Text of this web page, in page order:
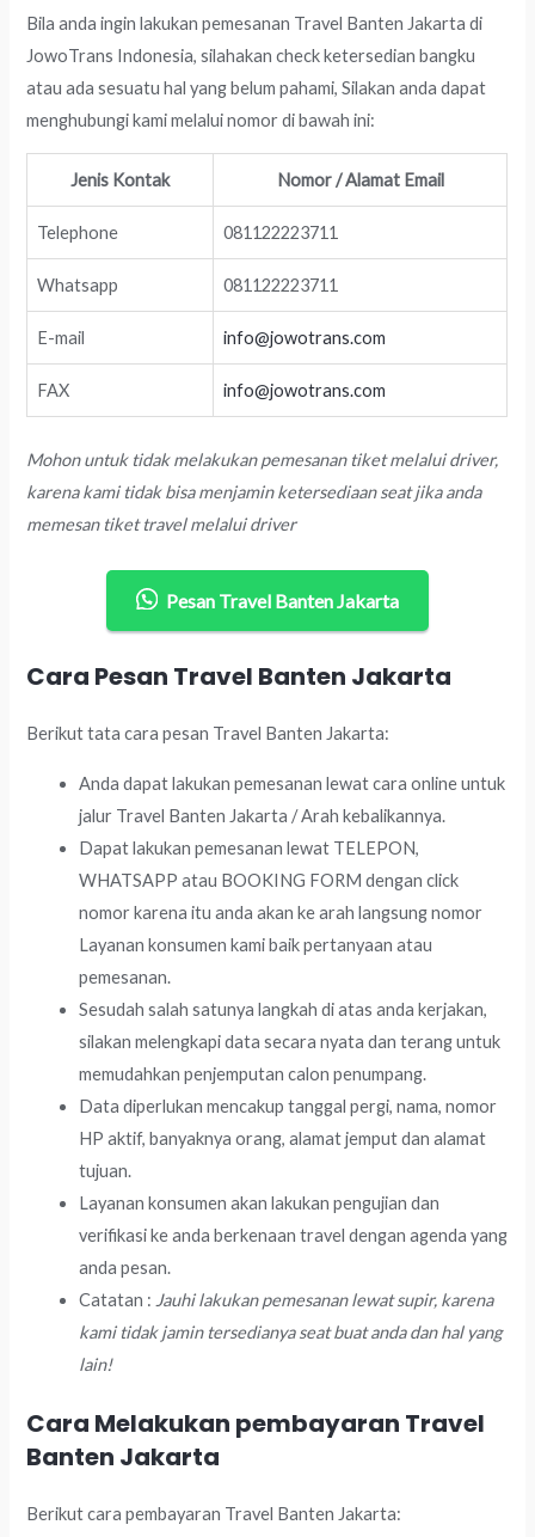
Bila anda ingin lakukan pemesanan Travel Banten Jakarta di
JowoTrans Indonesia, silahakan check ketersedian bangku
atau ada sesuatu hal yang belum pahami, Silakan anda dapat
menghubungi kami melalui nomor di bawah ini:
Jenis Kontak Nomor / Alamat Email
Telephone 081122223711
Whatsapp 081122223711
E-mail info@jowotrans.com
FAX info@jowotrans.com
Mohon untuk tidak melakukan pemesanan tiket melalui driver,
karena kami tidak bisa menjamin ketersediaan seat jika anda
memesan tiket travel melalui driver
Pesan Travel Banten Jakarta
Cara Pesan Travel Banten Jakarta
Berikut tata cara pesan Travel Banten Jakarta:
Anda dapat lakukan pemesanan lewat cara online untuk
jalur Travel Banten Jakarta / Arah kebalikannya.
Dapat lakukan pemesanan lewat TELEPON,
WHATSAPP atau BOOKING FORM dengan click
nomor karena itu anda akan ke arah langsung nomor
Layanan konsumen kami baik pertanyaan atau
pemesanan.
Sesudah salah satunya langkah di atas anda kerjakan,
silakan melengkapi data secara nyata dan terang untuk
memudahkan penjemputan calon penumpang.
Data diperlukan mencakup tanggal pergi, nama, nomor
HP aktif, banyaknya orang, alamat jemput dan alamat
tujuan.
Layanan konsumen akan lakukan pengujian dan
verifikasi ke anda berkenaan travel dengan agenda yang
anda pesan.
Catatan : Jauhi lakukan pemesanan lewat supir, karena
kami tidak jamin tersedianya seat buat anda dan hal yang
lain!
Cara Melakukan pembayaran Travel
Banten Jakarta
Berikut cara pembayaran Travel Banten Jakarta: